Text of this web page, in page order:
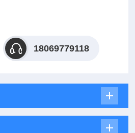
18069779118